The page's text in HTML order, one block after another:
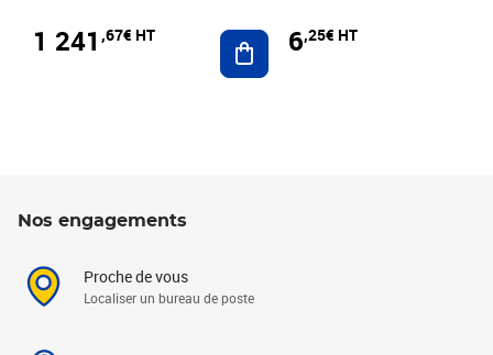
1 241 ,67€ HT Ajouter au panier
6,25€ HT
Nos engagements
Proche de vous
Localiser un bureau de poste